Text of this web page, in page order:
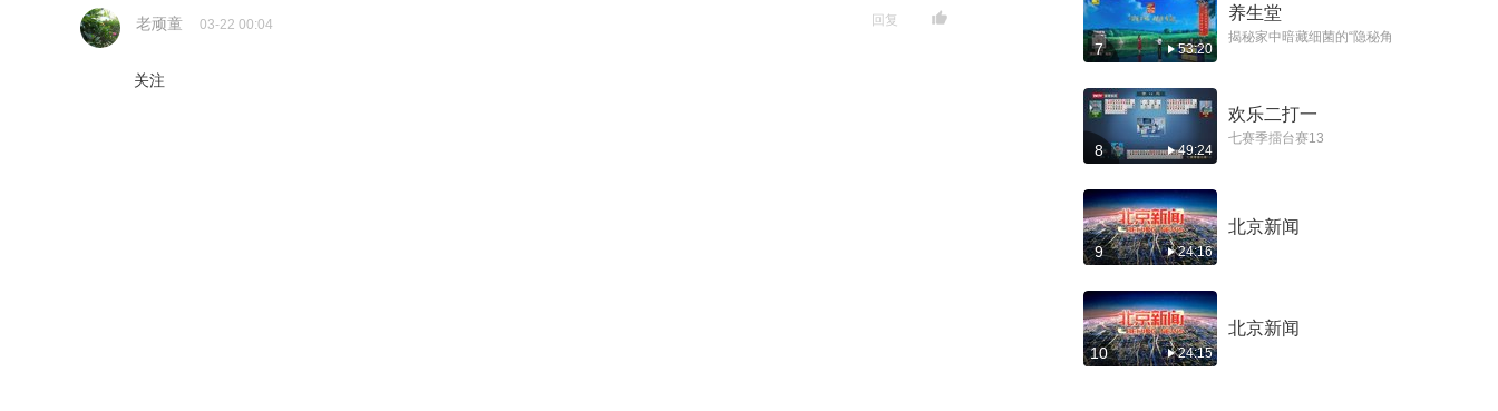
老顽童 03-22 00:04 回复
关注
7 53:20
养生堂
揭秘家中暗藏细菌的“隐秘角
8 49:24
欢乐二打一
七赛季擂台赛13
9 24:16
北京新闻
10 24:15
北京新闻